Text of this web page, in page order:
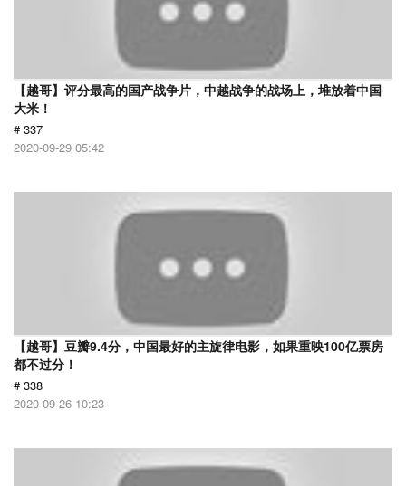
【越哥】评分最高的国产战争片，中越战争的战场上，堆放着中国
大米！
# 337
2020-09-29 05:42
【越哥】豆瓣9.4分，中国最好的主旋律电影，如果重映100亿票房
都不过分！
# 338
2020-09-26 10:23